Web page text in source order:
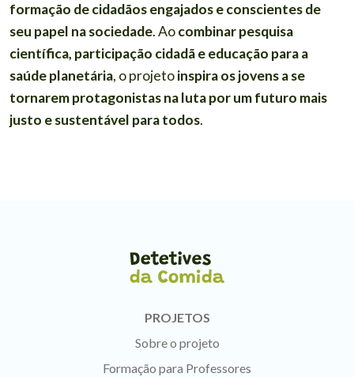
formação de cidadãos engajados e conscientes de
seu papel na sociedade. Aocombinar pesquisa
científica, participação cidadã e educação para a
saúde planetária, o projetoinspira os jovens a se
tornarem protagonistas na luta por um futuro mais
justo e sustentável para todos.
PROJETOS
Sobre o projeto
Formação para Professores